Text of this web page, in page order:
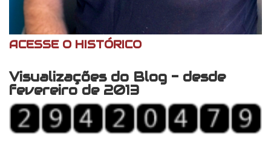
ACESSE O HISTÓRICO
Visualizações do Blog - desde
fevereiro de 2013